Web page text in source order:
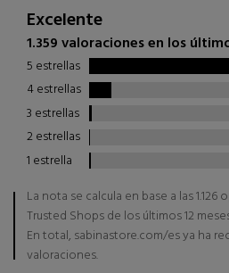
Excelente
1.359 valoraciones en los
5 estrellas
4 estrellas
3 estrellas
2 estrellas
1 estrella
La nota se calcula en base a las
Trusted Shops de los últimos 12
En total, sabinastore.com/es ya ha
valoraciones.